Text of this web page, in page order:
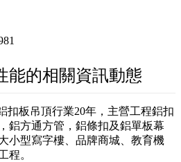
能的相關資訊動態
扣板吊頂行業20年，主營工程鋁扣
鋁方通方管，鋁條扣及鋁單板幕
小型寫字樓、品牌商城、教育機
程。